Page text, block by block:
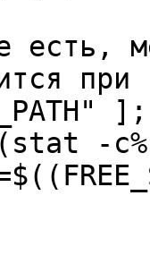
есть,
при
-c%s